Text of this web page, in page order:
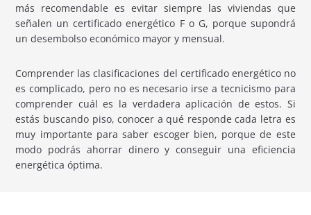
más recomendable es evitar siempre las viviendas que
señalen un certificado energético F o G, porque supondrá
un desembolso económico mayor y mensual.
Comprender las clasificaciones del certificado energético no
es complicado, pero no es necesario irse a tecnicismo para
comprender cuál es la verdadera aplicación de estos. Si
estás buscando piso, conocer a qué responde cada letra es
muy importante para saber escoger bien, porque de este
modo podrás ahorrar dinero y conseguir una eficiencia
energética óptima.